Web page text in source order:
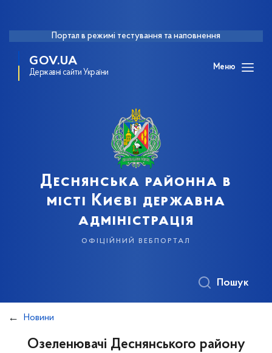
Портал в режимі тестування та наповнення
GOV.UA
Державні сайти України
Меню
Деснянська районна в
місті Києві державна
адміністрація
офіційний вебпортал
Пошук
Новини
Озеленювачі Деснянського району